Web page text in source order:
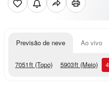
Previsão de neve Ao vivo
7051ft (Topo) 5903ft (Meio)